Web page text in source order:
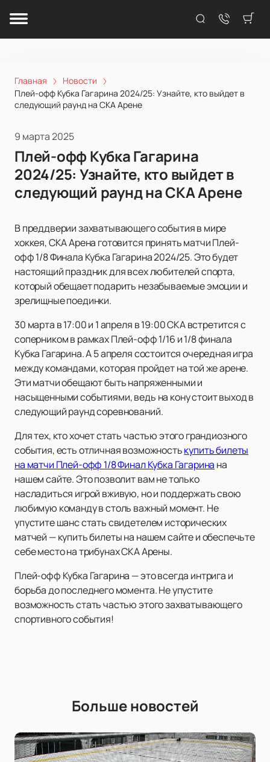
Главная
Новости
Плей-офф Кубка Гагарина 2024/25: Узнайте, кто выйдет в
следующий раунд на СКА Арене
9 марта 2025
Плей-офф Кубка Гагарина
2024/25: Узнайте, кто выйдет в
следующий раунд на СКА Арене
В преддверии захватывающего события в мире
хоккея, СКА Арена готовится принять матчи Плей-
офф 1/8 Финала Кубка Гагарина 2024/25. Это будет
настоящий праздник для всех любителей спорта,
который обещает подарить незабываемые эмоции и
зрелищные поединки.
30 марта в 17:00 и 1 апреля в 19:00 СКА встретится с
соперником в рамках Плей-офф 1/16 и 1/8 финала
Кубка Гагарина. А 5 апреля состоится очередная игра
между командами, которая пройдет на той же арене.
Эти матчи обещают быть напряженными и
насыщенными событиями, ведь на кону стоит выход в
следующий раунд соревнований.
Для тех, кто хочет стать частью этого грандиозного
события, есть отличная возможностькупить билеты
на матчи Плей-офф 1/8 Финал Кубка Гагарина на
нашем сайте. Это позволит вам не только
насладиться игрой вживую, но и поддержать свою
любимую команду в столь важный момент. Не
упустите шанс стать свидетелем исторических
матчей — купить билеты на нашем сайте и обеспечьте
себе место на трибунах СКА Арены.
Плей-офф Кубка Гагарина — это всегда интрига и
борьба до последнего момента. Не упустите
возможность стать частью этого захватывающего
спортивного события!
Больше новостей